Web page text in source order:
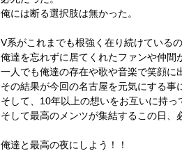
俺には断る選択肢は無かった。
V系がこれまでも根強く在り続けている
俺達を忘れずに居てくれたファンや仲間
一人でも俺達の存在や歌や音楽で笑顔に
その結果が今回の名古屋を元気にする事
そして、10年以上の想いをお互いに持っ
そして最高のメンツが集結するこの日、
俺達と最高の夜にしよう！！